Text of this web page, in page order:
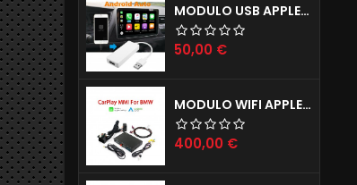
MODULO USB APPLE CARPLAY X IPHONE E ANDROID AUTO X AUTORADIO ANDROID
Prezzo
50,00 €
MODULO WIFI APPLE CARPLAY X IPHONE E ANDROID AUTO MODELLI BMW (ANCHE INGRESSO CAMERE POSTERIORE E ANTERIORE)
Prezzo
400,00 €